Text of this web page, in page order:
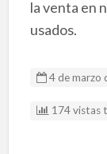
la venta en
usados.
4 de marzo
174 vistas